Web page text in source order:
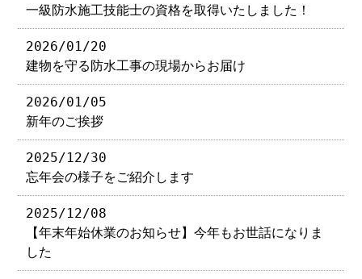
一級防水施工技能士の資格を取得いたしました！
2026/01/20
建物を守る防水工事の現場からお届け
2026/01/05
新年のご挨拶
2025/12/30
忘年会の様子をご紹介します
2025/12/08
【年末年始休業のお知らせ】今年もお世話になりま
した